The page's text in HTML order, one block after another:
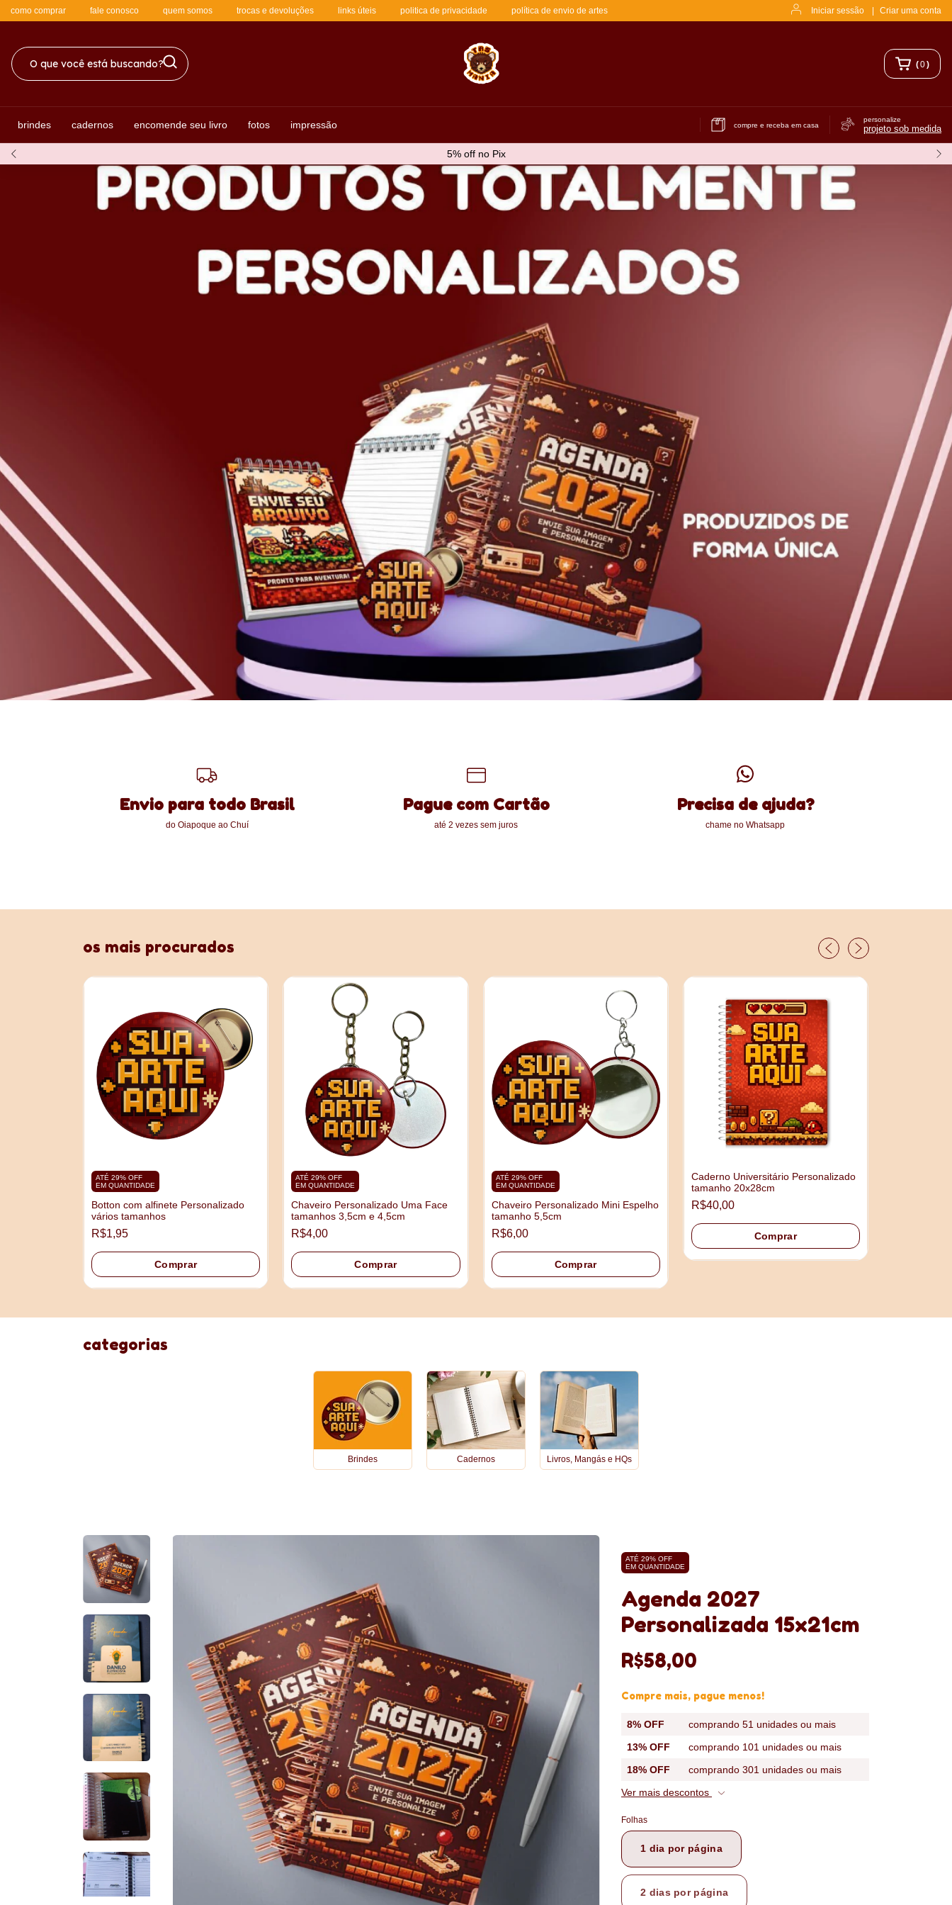
como comprar fale conosco quem somos trocas e devoluções links úteis politica de privacidade política de envio de artes Iniciar sessão Criar uma conta
5% off no Pix
(0)
brindes cadernos encomende seu livro fotos impressão compre e receba em casa
personalize
projeto sob medida
Envio para todo Brasil
do Oiapoque ao Chuí
Pague com Cartão
até 2 vezes sem juros
Precisa de ajuda?
chame no Whatsapp
os mais procurados
ATÉ 29% OFF
EM QUANTIDADE
Botton com alfinete Personalizado
vários tamanhos
R$1,95
Comprar
ATÉ 29% OFF
EM QUANTIDADE
Chaveiro Personalizado Uma Face
tamanhos 3,5cm e 4,5cm
R$4,00
Comprar
ATÉ 29% OFF
EM QUANTIDADE
Chaveiro Personalizado Mini Espelho
tamanho 5,5cm
R$6,00
Comprar
Caderno Universitário Personalizado
tamanho 20x28cm
R$40,00
Comprar
categorias
Brindes Cadernos Livros, Mangás e HQs
ATÉ 29% OFF
EM QUANTIDADE
Agenda 2027
Personalizada 15x21cm
R$58,00
Compre mais, pague menos!
8% OFF
comprando 51 unidades ou mais
13% OFF
comprando 101 unidades ou mais
18% OFF
comprando 301 unidades ou mais
Ver mais descontos
Folhas
1 dia por página
2 dias por página